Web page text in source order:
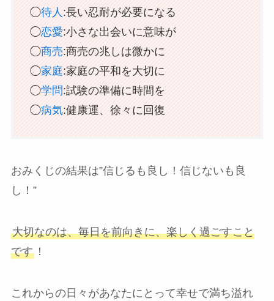
◯待人 :長い忍耐が必要になる
◯恋愛:小さな出会いに意味が
◯商売:商売の兆しは微かに
◯家庭:家庭の平和を大切に
◯学問:試験の準備に時間を
◯病気:健康運、徐々に回復
おみくじの結果は”信じるも良し！信じないも良
し！”
大切なのは、毎日を前向きに、楽しく過ごすこと
です！
これからの日々があなたにとって幸せで満ち溢れ